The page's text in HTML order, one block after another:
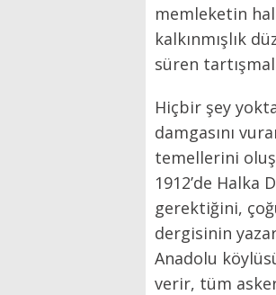
memleketin
kalkınmışlık
süren
Hiçbir şey
damgasını
temellerini
1912’de Halka
gerektiğini,
dergisinin
Anadolu
verir, tüm